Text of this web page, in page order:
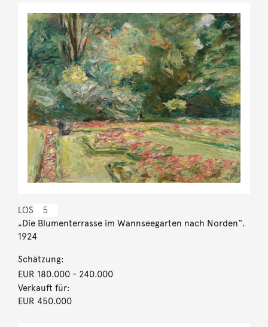
LOS 5
„Die Blumenterrasse im Wannseegarten nach Norden“.
1924
Schätzung:
EUR 180.000- 240.000
Verkauft für:
EUR 450.000